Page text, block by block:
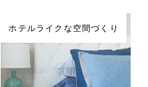
ホテルライクな空間づくり